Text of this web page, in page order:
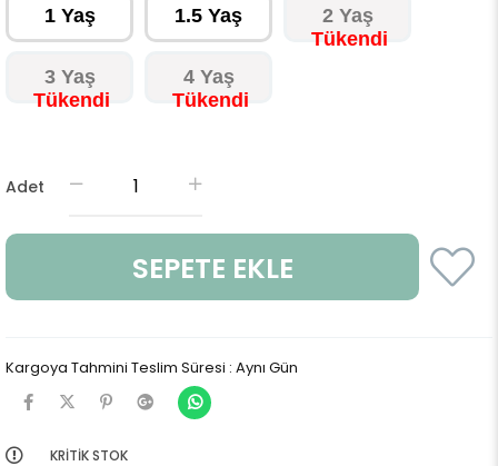
1 Yaş 1.5 Yaş 2 Yaş
3 Yaş 4 Yaş
Adet
Kargoya Tahmini Teslim Süresi : Aynı Gün
KRITIK STOK